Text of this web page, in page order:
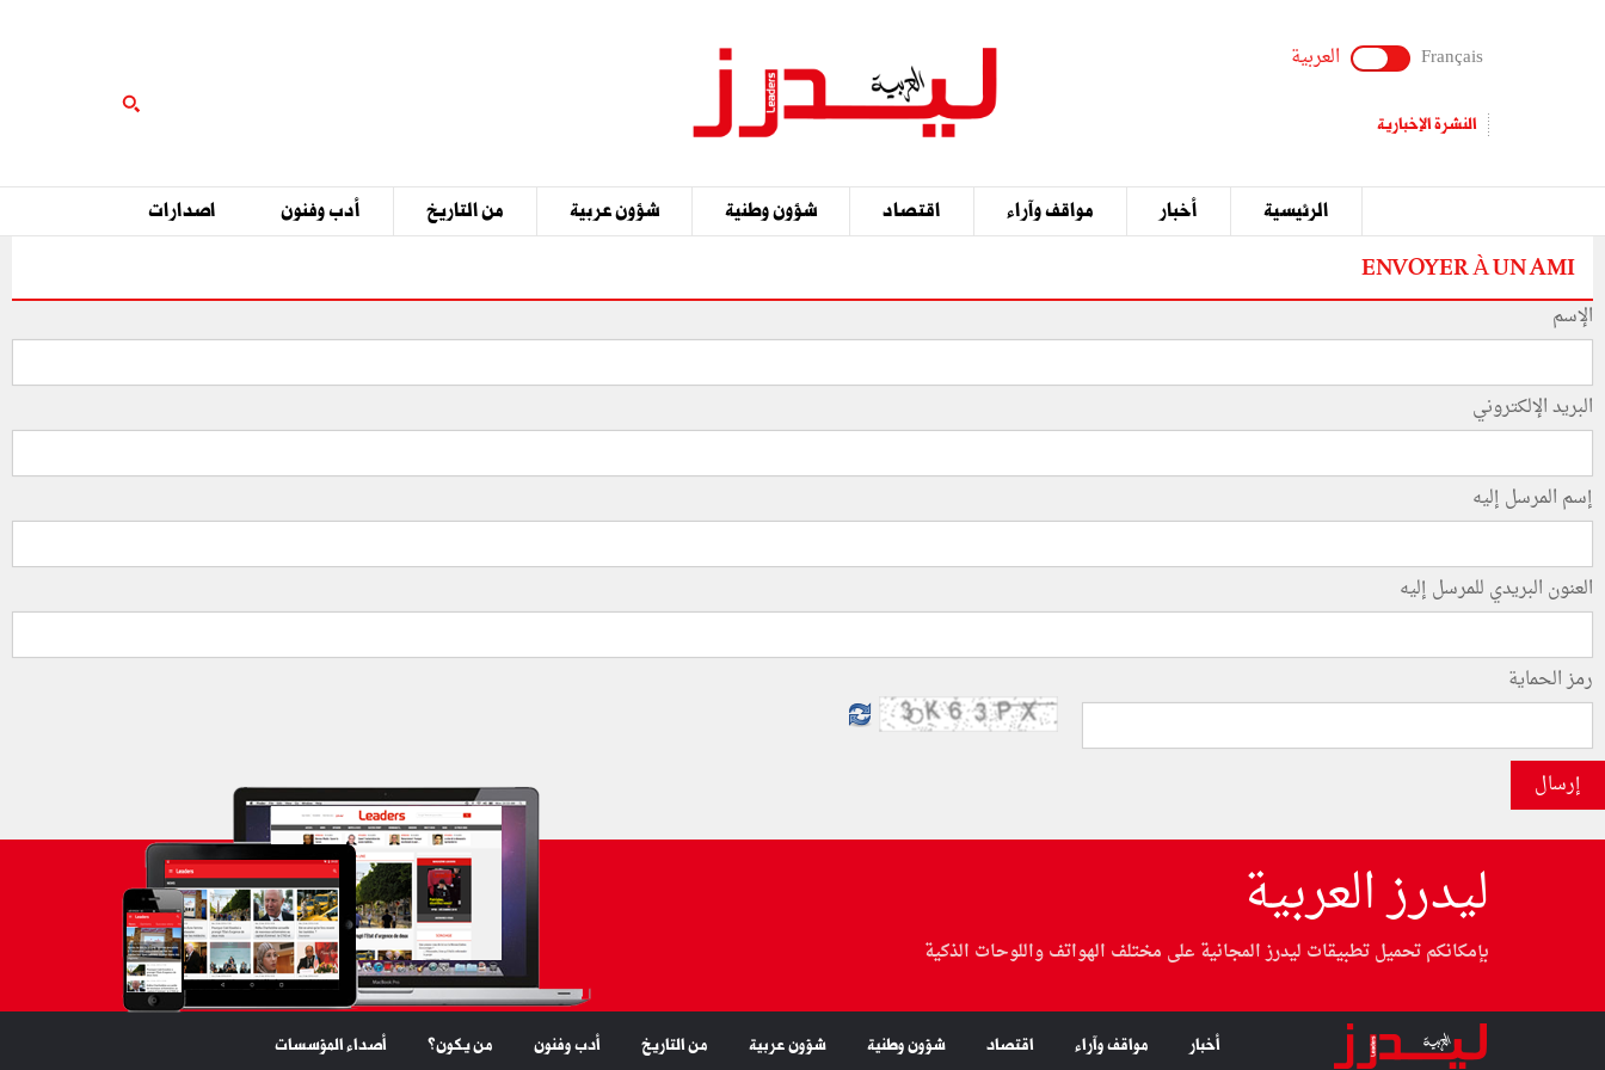
Français العربية
النشرة الإخبارية
الرئيسية أخبار مواقف وآراء اقتصاد شؤون وطنية شؤون عربية من التاريخ أدب وفنون اصدارات
ENVOYER À UN AMI
الإسم
البريد الإلكتروني
إسم المرسل إليه
العنون البريدي للمرسل إليه
رمز الحماية
إرسال
ليدرز العربية
بإمكانكم تحميل تطبيقات ليدرز المجانية على مختلف الهواتف واللوحات الذكية
أخبار مواقف وآراء اقتصاد شؤون وطنية شؤون عربية من التاريخ أدب وفنون من يكون؟ أصداء المؤسسات